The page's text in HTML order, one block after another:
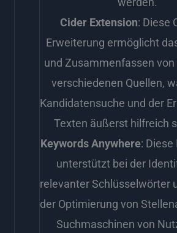
Cider Extension: Diese
Erweiterung ermöglicht
und Zusammenfassen von
verschiedenen Quellen,
Kandidatensuche und der
Texten äußerst hilfreich
Keywords Anywhere: Diese
unterstützt bei der
relevanter Schlüsselwörter
der Optimierung von
Suchmaschinen von